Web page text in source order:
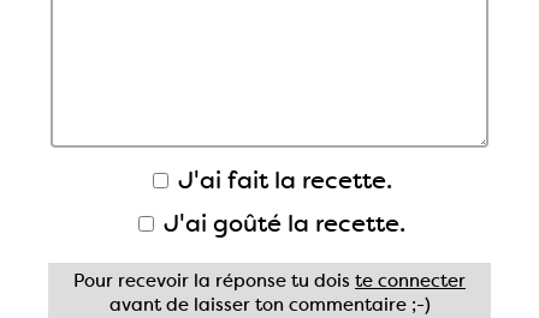
J'ai fait la recette.
J'ai goûté la recette.
Pour recevoir la réponse tu dois te connecter
avant de laisser ton commentaire ;-)